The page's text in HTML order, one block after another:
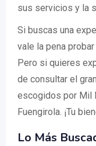
sus servicios y la
Si buscas una
vale la pena
Pero si quieres
de consultar el
escogidos por Mil
Fuengirola. ¡Tu
Lo Más